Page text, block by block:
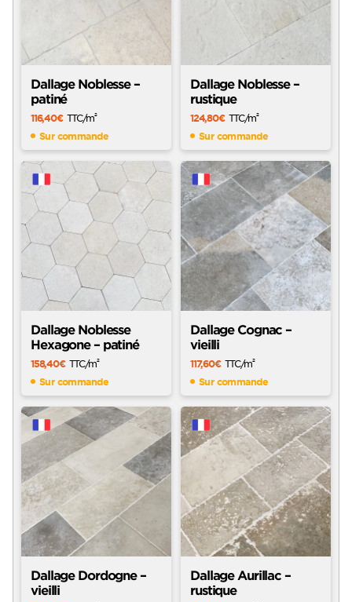
Dallage Noblesse –
patiné
116,40€ TTC/m2
Sur commande
Dallage Noblesse –
rustique
124,80€ TTC/m2
Sur commande
Dallage Noblesse
Hexagone – patiné
158,40€ TTC/m2
Sur commande
Dallage Cognac –
vieilli
117,60€ TTC/m2
Sur commande
Dallage Dordogne –
vieilli
Dallage Aurillac –
rustique